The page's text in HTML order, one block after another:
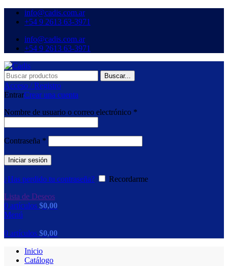
info@cadis.com.ar
‪+54 9 2613 63‑3971‬
info@cadis.com.ar
‪+54 9 2613 63‑3971‬
Buscar...
Acceso / Registro
EntrarCrear una cuenta
Nombre de usuario o correo electrónico *
Contraseña *
Iniciar sesión
¿Has perdido tu contraseña?
Recordarme
Lista de Deseos
0 artículos $0,00
Menú
0 artículos $0,00
Inicio
Catálogo